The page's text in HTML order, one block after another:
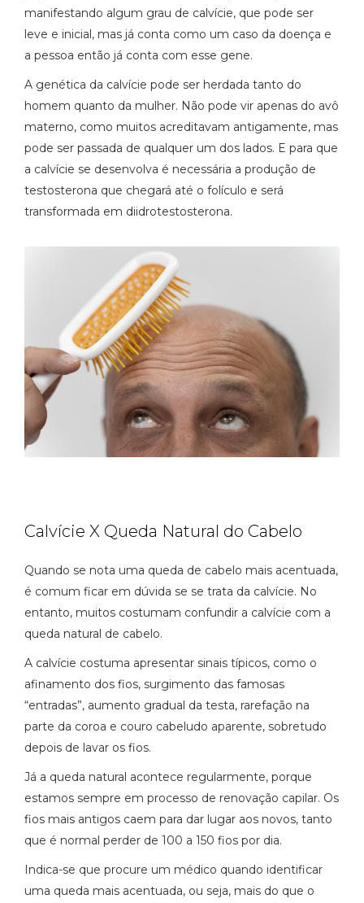
manifestando algum grau de calvície, que pode ser
leve e inicial, mas já conta como um caso da doença e
a pessoa então já conta com esse gene.
A genética da calvície pode ser herdada tanto do
homem quanto da mulher. Não pode vir apenas do avô
materno, como muitos acreditavam antigamente, mas
pode ser passada de qualquer um dos lados. E para que
a calvície se desenvolva é necessária a produção de
testosterona que chegará até o folículo e será
transformada em diidrotestosterona.
Calvície X Queda Natural do Cabelo
Quando se nota uma queda de cabelo mais acentuada,
é comum ficar em dúvida se se trata da calvície. No
entanto, muitos costumam confundir a calvície com a
queda natural de cabelo.
A calvície costuma apresentar sinais típicos, como o
afinamento dos fios, surgimento das famosas
“entradas”, aumento gradual da testa, rarefação na
parte da coroa e couro cabeludo aparente, sobretudo
depois de lavar os fios.
Já a queda natural acontece regularmente, porque
estamos sempre em processo de renovação capilar. Os
fios mais antigos caem para dar lugar aos novos, tanto
que é normal perder de 100 a 150 fios por dia.
Indica-se que procure um médico quando identificar
uma queda mais acentuada, ou seja, mais do que o